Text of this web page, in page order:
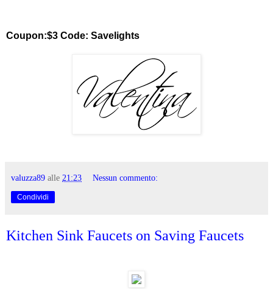
Coupon:$3 Code: Savelights
valuzza89 alle 21:23 Nessun commento:
Condividi
Kitchen Sink Faucets on Saving Faucets